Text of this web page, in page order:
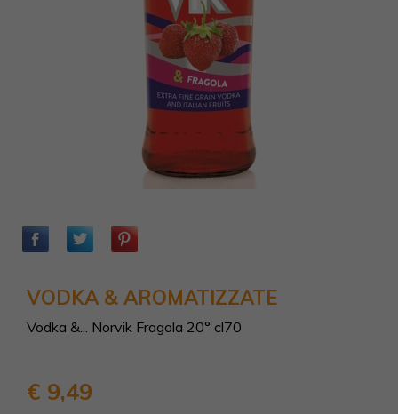
VODKA & AROMATIZZATE
Vodka &... Norvik Fragola 20° cl70
€ 9,49